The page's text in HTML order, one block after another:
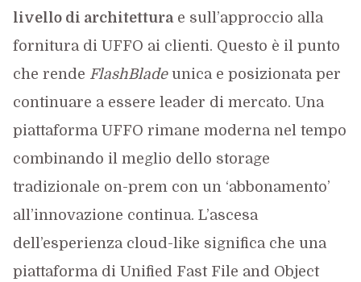
livello di architetturae sull’approccio alla
fornitura di UFFO ai clienti. Questo è il punto
che rende FlashBladeunica e posizionata per
continuare a essere leader di mercato. Una
piattaforma UFFO rimane moderna nel tempo
combinando il meglio dello storage
tradizionale on-prem con un ‘abbonamento’
all’innovazione continua. L’ascesa
dell’esperienza cloud-like significa che una
piattaforma di Unified Fast File and Object